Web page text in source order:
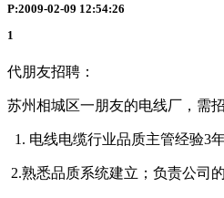
P:2009-02-09 12:54:26
1
代朋友招聘：
苏州相城区一朋友的电线厂，需
1. 电线电缆行业品质主管经验3
2.熟悉品质系统建立；负责公司